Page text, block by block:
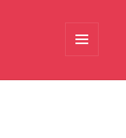
ーとウ